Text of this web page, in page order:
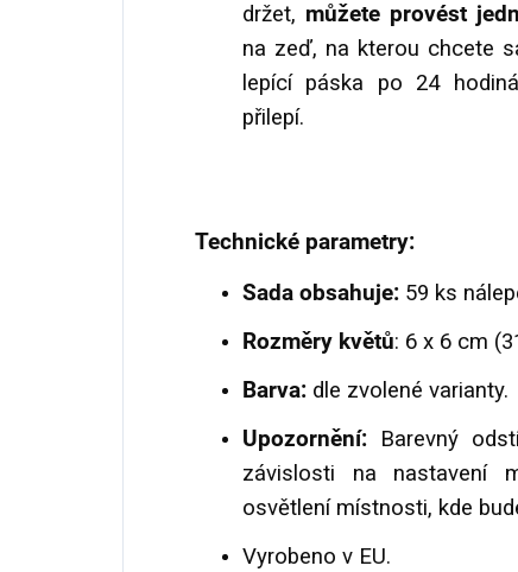
držet, můžete provést
na zeď, na kterou chcete
lepící páska po 24
přilepí.
Technické parametry:
Sada obsahuje: 59 ks
Rozměry květů: 6 x 6 cm
Barva: dle zvolené varianty.
Upozornění: Barevný
závislosti na nastavení
osvětlení místnosti, kde
Vyrobeno v EU.